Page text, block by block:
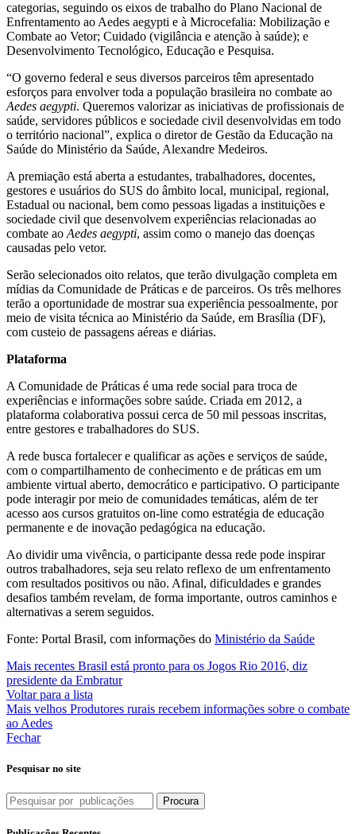
categorias, seguindo os eixos de trabalho do Plano Nacional de
Enfrentamento ao Aedes aegypti e à Microcefalia: Mobilização e
Combate ao Vetor; Cuidado (vigilância e atenção à saúde); e
Desenvolvimento Tecnológico, Educação e Pesquisa.
“O governo federal e seus diversos parceiros têm apresentado
esforços para envolver toda a população brasileira no combate ao
Aedes aegypti. Queremos valorizar as iniciativas de profissionais de
saúde, servidores públicos e sociedade civil desenvolvidas em todo
o território nacional”, explica o diretor de Gestão da Educação na
Saúde do Ministério da Saúde, Alexandre Medeiros.
A premiação está aberta a estudantes, trabalhadores, docentes,
gestores e usuários do SUS do âmbito local, municipal, regional,
Estadual ou nacional, bem como pessoas ligadas a instituições e
sociedade civil que desenvolvem experiências relacionadas ao
combate ao Aedes aegypti, assim como o manejo das doenças
causadas pelo vetor.
Serão selecionados oito relatos, que terão divulgação completa em
mídias da Comunidade de Práticas e de parceiros. Os três melhores
terão a oportunidade de mostrar sua experiência pessoalmente, por
meio de visita técnica ao Ministério da Saúde, em Brasília (DF),
com custeio de passagens aéreas e diárias.
Plataforma
A Comunidade de Práticas é uma rede social para troca de
experiências e informações sobre saúde. Criada em 2012, a
plataforma colaborativa possui cerca de 50 mil pessoas inscritas,
entre gestores e trabalhadores do SUS.
A rede busca fortalecer e qualificar as ações e serviços de saúde,
com o compartilhamento de conhecimento e de práticas em um
ambiente virtual aberto, democrático e participativo. O participante
pode interagir por meio de comunidades temáticas, além de ter
acesso aos cursos gratuitos on-line como estratégia de educação
permanente e de inovação pedagógica na educação.
Ao dividir uma vivência, o participante dessa rede pode inspirar
outros trabalhadores, seja seu relato reflexo de um enfrentamento
com resultados positivos ou não. Afinal, dificuldades e grandes
desafios também revelam, de forma importante, outros caminhos e
alternativas a serem seguidos.
Fonte: Portal Brasil, com informações do Ministério da Saúde
Mais recentes Brasil está pronto para os Jogos Rio 2016, diz
presidente da Embratur
Voltar para a lista
Mais velhos Produtores rurais recebem informações sobre o combate
ao Aedes
Fechar
Pesquisar no site
Procura